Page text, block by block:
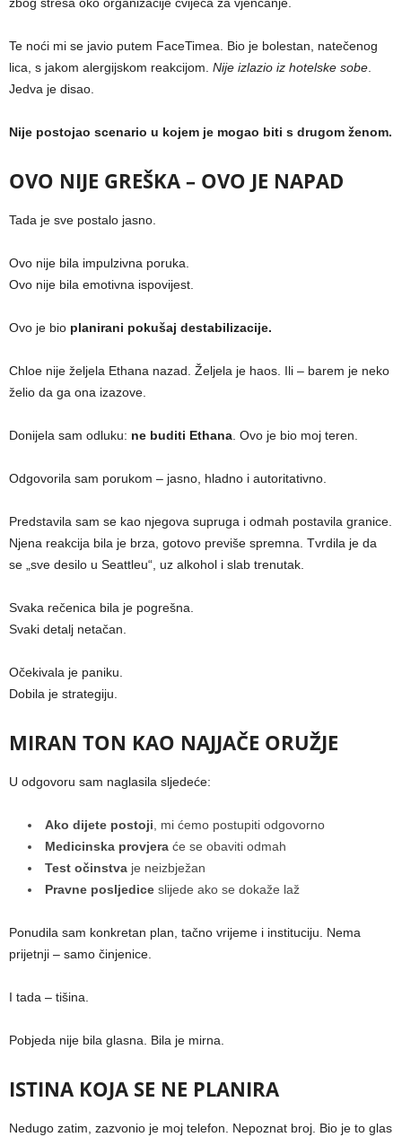
Te noći mi se javio putem FaceTimea. Bio je bolestan, natečenog
lica, s jakom alergijskom reakcijom. Nije izlazio iz hotelske sobe
Jedva je disao.
Nije postojao scenario u kojem je mogao biti s drugom ženom.
OVO NIJE GREŠKA – OVO JE NAPAD
Tada je sve postalo jasno.
Ovo nije bila impulzivna poruka.
Ovo nije bila emotivna ispovijest.
Ovo je bio planirani pokušaj destabilizacije.
Chloe nije željela Ethana nazad. Željela je haos. Ili – barem je neko
želio da ga ona izazove.
Donijela sam odluku: ne buditi Ethana . Ovo je bio moj teren.
Odgovorila sam porukom – jasno, hladno i autoritativno.
Predstavila sam se kao njegova supruga i odmah postavila granice.
Njena reakcija bila je brza, gotovo previše spremna. Tvrdila je da
se „sve desilo u Seattleu“, uz alkohol i slab trenutak.
Svaka rečenica bila je pogrešna.
Svaki detalj netačan.
Očekivala je paniku.
Dobila je strategiju.
MIRAN TON KAO NAJJAČE ORUŽJE
U odgovoru sam naglasila sljedeće:
Ako dijete postoji , mi ćemo postupiti odgovorno
Medicinska provjera će se obaviti odmah
Test očinstva je neizbježan
Pravne posljedice slijede ako se dokaže laž
Ponudila sam konkretan plan, tačno vrijeme i instituciju. Nema
prijetnji – samo činjenice.
I tada – tišina.
Pobjeda nije bila glasna. Bila je mirna.
ISTINA KOJA SE NE PLANIRA
Nedugo zatim, zazvonio je moj telefon. Nepoznat broj. Bio je to glas